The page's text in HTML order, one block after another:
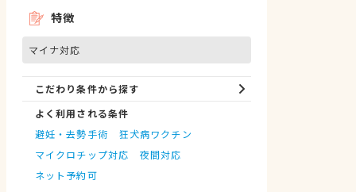
特徴
マイナ対応
こだわり条件から探す
よく利用される条件
避妊・去勢手術
狂犬病ワクチン
マイクロチップ対応
夜間対応
ネット予約可